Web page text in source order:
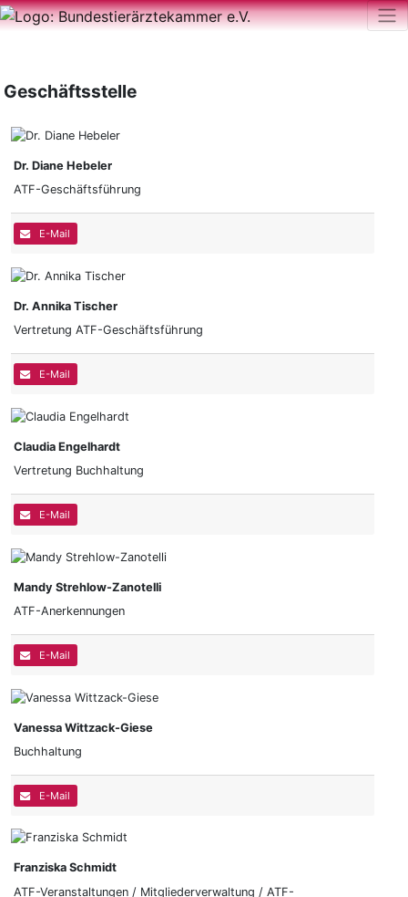
Geschäftsstelle
Dr. Diane Hebeler
ATF-Geschäftsführung
E-Mail
Dr. Annika Tischer
Vertretung ATF-Geschäftsführung
E-Mail
Claudia Engelhardt
Vertretung Buchhaltung
E-Mail
Mandy Strehlow-Zanotelli
ATF-Anerkennungen
E-Mail
Vanessa Wittzack-Giese
Buchhaltung
E-Mail
Franziska Schmidt
ATF-Veranstaltungen / Mitgliederverwaltung / ATF-